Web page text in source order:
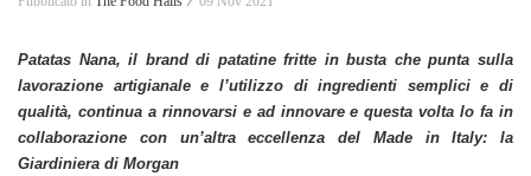
Patatas Nana, il brand di patatine fritte in busta che punta sulla
lavorazione artigianale e l’utilizzo di ingredienti semplici e di
qualità, continua a rinnovarsi e ad innovare e questa volta lo fa in
collaborazione con un’altra eccellenza del Made in Italy: la
Giardiniera di Morgan